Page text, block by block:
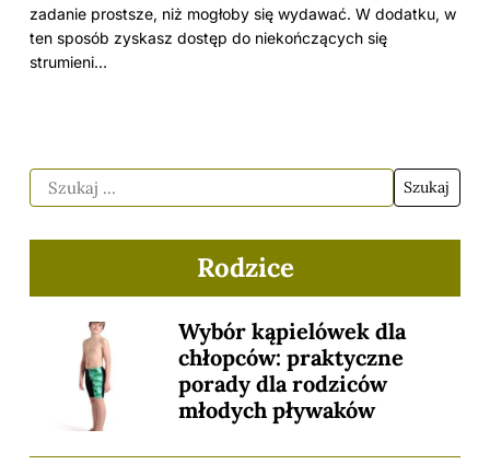
zadanie prostsze, niż mogłoby się wydawać. W dodatku, w
ten sposób zyskasz dostęp do niekończących się
strumieni…
Rodzice
Wybór kąpielówek dla
chłopców: praktyczne
porady dla rodziców
młodych pływaków